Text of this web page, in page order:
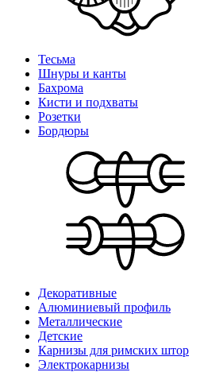
Тесьма
Шнуры и канты
Бахрома
Кисти и подхваты
Розетки
Бордюры
Декоративные
Алюминиевый профиль
Металлические
Детские
Карнизы для римских штор
Электрокарнизы